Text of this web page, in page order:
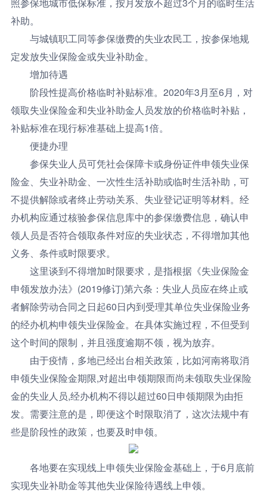
补助。
与城镇职工同等参保缴费的失业农民工，按参保地规
定发放失业保险金或失业补助金。
增加待遇
阶段性提高价格临时补贴标准。2020年3月至6月，对
领取失业保险金和失业补助金人员发放的价格临时补贴，
补贴标准在现行标准基础上提高1倍。
便捷办理
参保失业人员可凭社会保障卡或身份证件申领失业保
险金、失业补助金、一次性生活补助或临时生活补助，可
不提供解除或者终止劳动关系、失业登记证明等材料。经
办机构应通过核验参保信息库中的参保缴费信息，确认申
领人员是否符合领取条件对应的失业状态，不得增加其他
义务、条件或时限要求。
这里谈到不得增加时限要求，是指根据《失业保险金
申领发放办法》(2019修订)第六条：失业人员应在终止或
者解除劳动合同之日起60日内到受理其单位失业保险业务
的经办机构申领失业保险金。在具体实施过程，不但受到
这个时间的限制，并且强度逾期不领，视为放弃。
由于疫情，多地已经出台相关政策，比如河南将取消
申领失业保险金期限,对超出申领期限而尚未领取失业保险
金的失业人员,经办机构不得以超过60日申领期限为由拒
发。需要注意的是，即便这个时限取消了，这次法规中有
些是阶段性的政策，也要及时申领。
各地要在实现线上申领失业保险金基础上，于6月底前
实现失业补助金等其他失业保险待遇线上申领。